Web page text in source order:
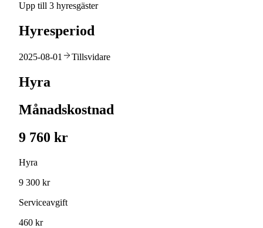
Upp till 3 hyresgäster
Hyresperiod
2025-08-01 Tillsvidare
Hyra
Månadskostnad
9 760 kr
Hyra
9 300 kr
Serviceavgift
460 kr